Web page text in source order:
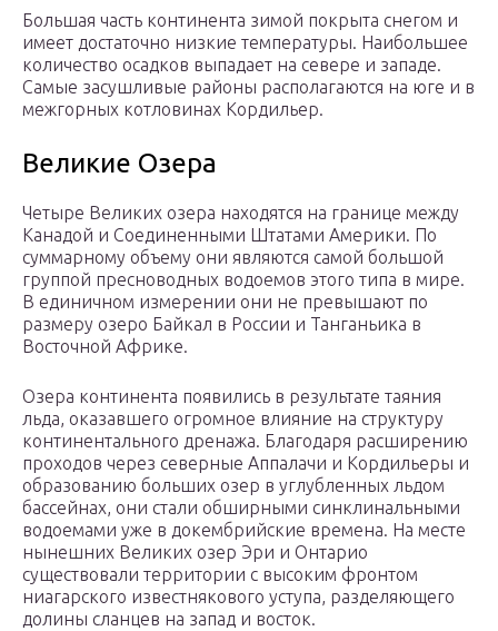
Большая часть континента зимой покрыта снегом и
имеет достаточно низкие температуры. Наибольшее
количество осадков выпадает на севере и западе.
Самые засушливые районы располагаются на юге и в
межгорных котловинах Кордильер.
Великие Озера
Четыре Великих озера находятся на границе между
Канадой и Соединенными Штатами Америки. По
суммарному объему они являются самой большой
группой пресноводных водоемов этого типа в мире.
В единичном измерении они не превышают по
размеру озеро Байкал в России и Танганьика в
Восточной Африке.
Озера континента появились в результате таяния
льда, оказавшего огромное влияние на структуру
континентального дренажа. Благодаря расширению
проходов через северные Аппалачи и Кордильеры и
образованию больших озер в углубленных льдом
бассейнах, они стали обширными синклинальными
водоемами уже в докембрийские времена. На месте
нынешних Великих озер Эри и Онтарио
существовали территории с высоким фронтом
ниагарского известнякового уступа, разделяющего
долины сланцев на запад и восток.